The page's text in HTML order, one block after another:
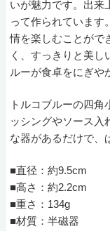
いが魅力です。出来
って作られています
情を楽しむことがで
く、すっきりと美
ルーが食卓をにぎや
トルコブルーの四
ッシングやソース入
な器があるだけで、
■直径：約9.5cm
■高さ：約2.2cm
■重さ：134g
■材質：半磁器